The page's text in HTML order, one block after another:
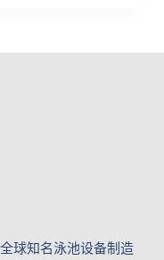
球知名泳池设备制造